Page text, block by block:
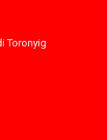
Toronyig